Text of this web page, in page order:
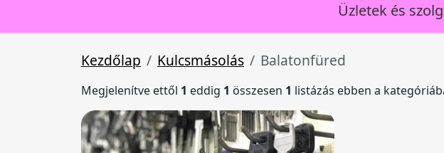
Üzletek és
Kezdőlap Kulcsmásolás Balatonfüred
Megjelenítve ettől 1 eddig 1 összesen 1 listázás ebben a